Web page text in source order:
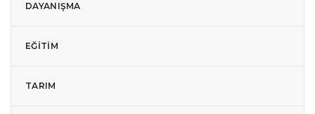
DAYANIŞMA
EĞITIM
TARIM